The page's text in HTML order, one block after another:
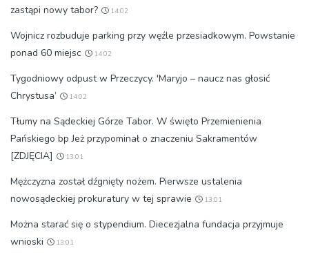
zastąpi nowy tabor?
14:02
Wojnicz rozbuduje parking przy węźle przesiadkowym. Powstanie
ponad 60 miejsc
14:02
Tygodniowy odpust w Przeczycy. 'Maryjo – naucz nas głosić
Chrystusa’
14:02
Tłumy na Sądeckiej Górze Tabor. W święto Przemienienia
Pańskiego bp Jeż przypominał o znaczeniu Sakramentów
[ZDJĘCIA]
13:01
Mężczyzna został dźgnięty nożem. Pierwsze ustalenia
nowosądeckiej prokuratury w tej sprawie
13:01
Można starać się o stypendium. Diecezjalna fundacja przyjmuje
wnioski
13:01